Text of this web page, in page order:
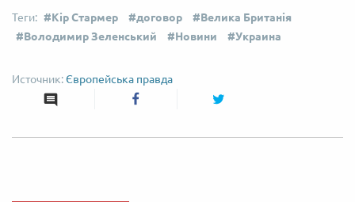
Кір Стармер договор
Велика Британія
Володимир Зеленський
Новини Украина
Європейська правда